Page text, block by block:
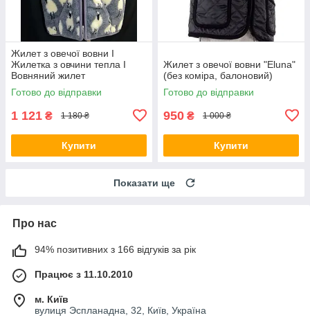
Жилет з овечої вовни I
Жилетка з овчини тепла I
Вовняний жилет
Готово до відправки
1 121 ₴ 1 180 ₴
Купити
Жилет з овечої вовни "Eluna"
(без коміра, балоновий)
Готово до відправки
950 ₴ 1 000 ₴
Купити
Показати ще
Про нас
94% позитивних з 166 відгуків за рік
Працює з 11.10.2010
м. Київ
вулиця Эспланадна, 32, Київ, Україна